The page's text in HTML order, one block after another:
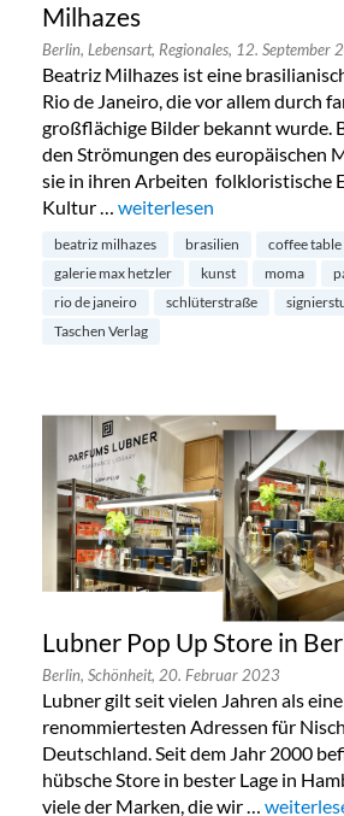
Milhazes
Berlin, Lebensart, Regionales, 12. September
Beatriz Milhazes ist eine
Rio de Janeiro, die vor allem durch
großflächige Bilder bekannt wurde.
den Strömungen des europäischen
sie in ihren Arbeiten folkloristische
Kultur … „Einladung zur
weiterlesen
beatriz milhazes brasilien
coffee
galerie max hetzler
kunst moma
rio de janeiro
schlüterstraße
Taschen Verlag
Lubner Pop Up Store in
Berlin, Schönheit, 20. Februar 2023
Lubner gilt seit vielen Jahren als
renommiertesten Adressen für
Deutschland. Seit dem Jahr 2000
hübsche Store in bester Lage in
viele der Marken, die wir … „Lubner